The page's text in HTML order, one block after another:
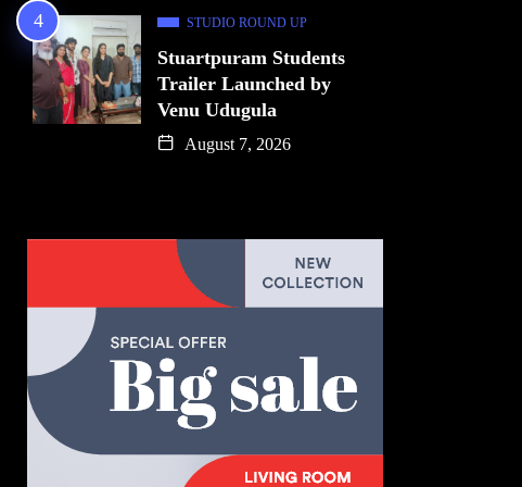
STUDIO ROUND UP
Stuartpuram Students
Trailer Launched by
Venu Udugula
August 7, 2026